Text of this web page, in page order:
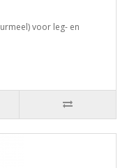
voor leg- en